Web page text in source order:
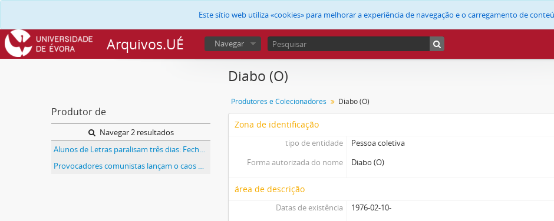
Este sítio web utiliza «cookies» para melhorar a experiência de navegação e o carregamento de
Arquivos.UÉ Navegar
Produtor de
Navegar 2 resultados
Alunos de Letras paralisam três dias: Fecho. Letras de Lisboa hoje em greve: Letras de Lisboa. Eternizar a greve para não estudar
Provocadores comunistas lançam o caos na Faculdade de Letras de Lisboa. Ocupar a RTP e cortar o trânsito são objetivos dos grevistas!
Diabo (O)
Produtores e Colecionadores Diabo (O)
Zona de identificação
tipo de entidade
Pessoa coletiva
Forma autorizada do nome
Diabo (O)
área de descrição
Datas de existência
1976-02-10-